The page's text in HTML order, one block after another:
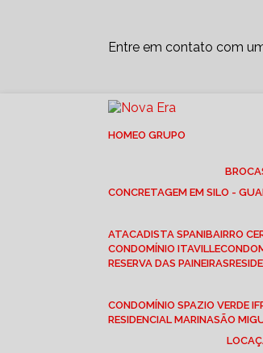
Entre em contato com
HOME
O GRUPO
CONCRETAGEM EM SILO -
ATACADISTA SPANI BAIRRO
CONDOMÍNIO ITAVILLE
RESERVA DAS PAINEIRAS
CONDOMÍNIO SPAZIO VERDE I
RESIDENCIAL MARINA SÃO